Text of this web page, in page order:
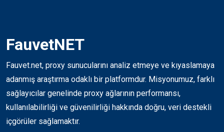
FauvetNET
Fauvet.net, proxy sunucularını analiz etmeye ve kıyaslamaya
adanmış araştırma odaklı bir platformdur. Misyonumuz, farklı
sağlayıcılar genelinde proxy ağlarının performansı,
kullanılabilirliği ve güvenilirliği hakkında doğru, veri destekli
içgörüler sağlamaktır.